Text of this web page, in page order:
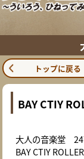
トップに戻る
BAY CTIY
大人の音楽堂
BAY CTIY